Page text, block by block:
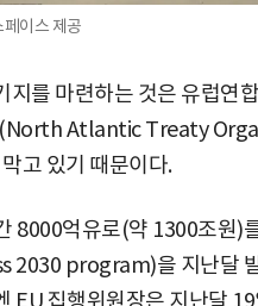
이스 제공
지를 마련하는 것은 유럽
Atlantic Treaty
고 있기 때문이다.
8000억유로(약 1300조원)
2030 program)을 지난달
EU 집행위원장은 지난달